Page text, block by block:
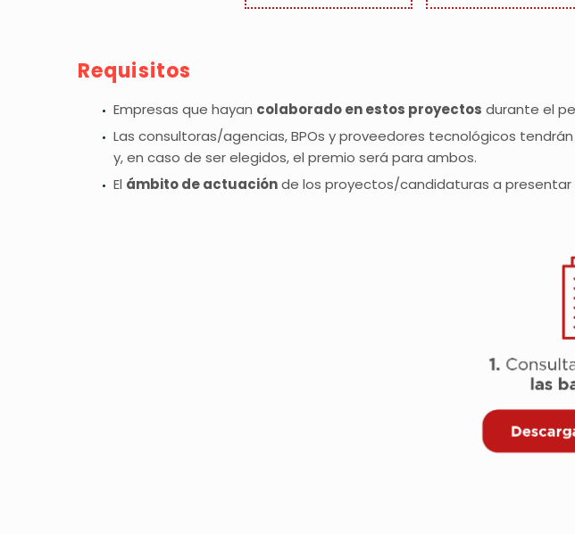
Requisitos
Empresas que hayan colaborado en estos proyectos durante el
Las consultoras/agencias, BPOs y proveedores tecnológicos
y, en caso de ser elegidos, el premio será para ambos.
El ámbito de actuaciónde los proyectos/candidaturas a presentar